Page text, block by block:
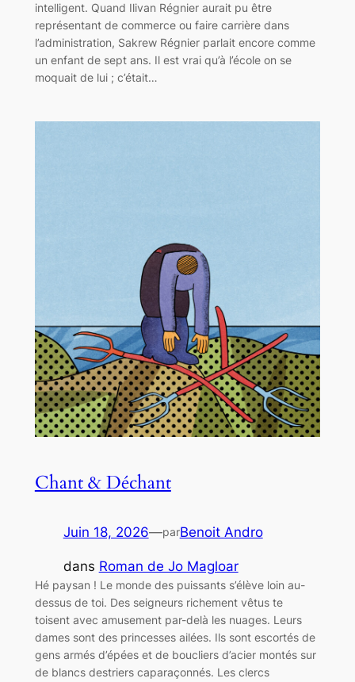
intelligent. Quand Ilivan Régnier aurait pu être
représentant de commerce ou faire carrière dans
l’administration, Sakrew Régnier parlait encore comme
un enfant de sept ans. Il est vrai qu’à l’école on se
moquait de lui ; c’était…
Chant & Déchant
Juin 18, 2026—parBenoit Andro
dans Roman de Jo Magloar
Hé paysan ! Le monde des puissants s’élève loin au-
dessus de toi. Des seigneurs richement vêtus te
toisent avec amusement par-delà les nuages. Leurs
dames sont des princesses ailées. Ils sont escortés de
gens armés d’épées et de boucliers d’acier montés sur
de blancs destriers caparaçonnés. Les clercs